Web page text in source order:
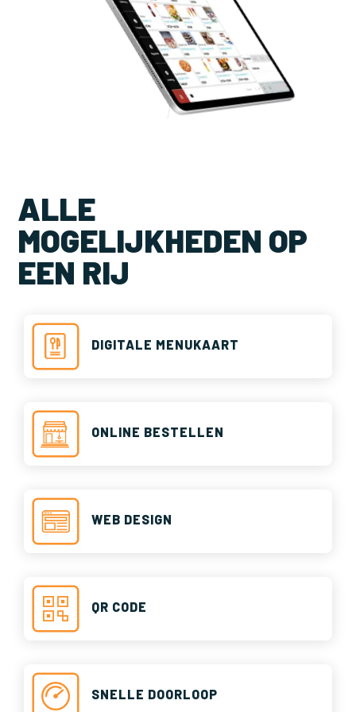
ALLE
MOGELIJKHEDEN OP
EEN RIJ
DIGITALE MENUKAART
ONLINE BESTELLEN
WEB DESIGN
QR CODE
SNELLE DOORLOOP